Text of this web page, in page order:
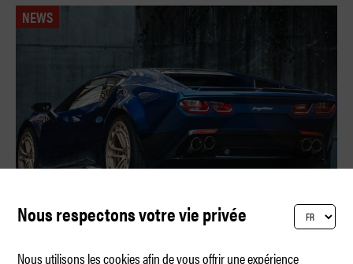
NEWS
Nous respectons votre vie privée
Nous utilisons les cookies afin de vous offrir une expérience